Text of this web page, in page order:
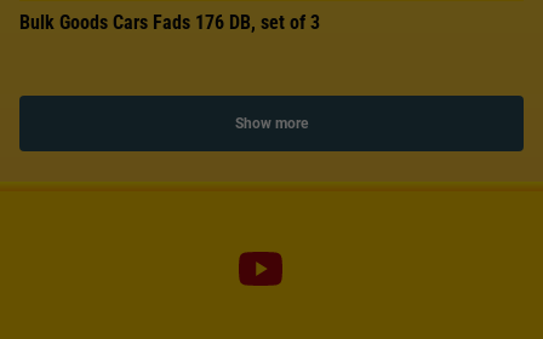
Bulk Goods Cars Fads 176 DB, set of 3
Show more